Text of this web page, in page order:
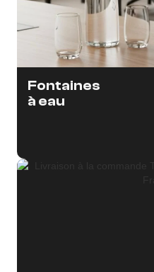
Fontaines
à eau